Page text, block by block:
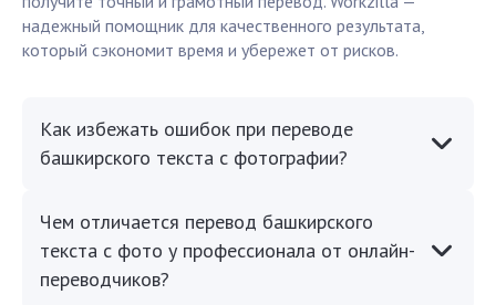
надежный помощник для качественного результата,
который сэкономит время и убережет от рисков.
Как избежать ошибок при переводе
башкирского текста с фотографии?
Чем отличается перевод башкирского
текста с фото у профессионала от онлайн-
переводчиков?